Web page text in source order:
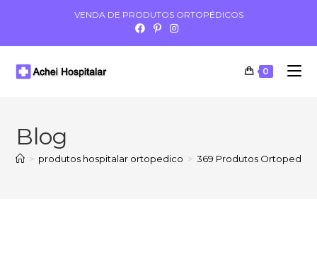
VENDA DE PRODUTOS ORTOPÉDICOS
0
Blog
> produtos hospitalar ortopedico > 369 Produtos Ortopedia